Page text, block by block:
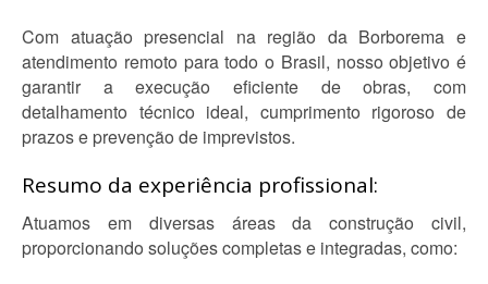
Com atuação presencial na região da Borborema e
atendimento remoto para todo o Brasil, nosso objetivo é
garantir a execução eficiente de obras, com
detalhamento técnico ideal, cumprimento rigoroso de
prazos e prevenção de imprevistos.
Resumo da experiência profissional:
Atuamos em diversas áreas da construção civil,
proporcionando soluções completas e integradas, como: